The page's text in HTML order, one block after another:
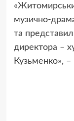
музично-
та
директора –
Кузьменко», –